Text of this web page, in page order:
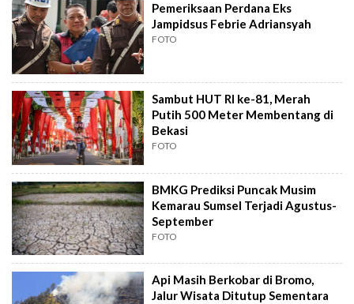
Pemeriksaan Perdana Eks
Jampidsus Febrie Adriansyah
FOTO
Sambut HUT RI ke-81, Merah
Putih 500 Meter Membentang di
Bekasi
FOTO
BMKG Prediksi Puncak Musim
Kemarau Sumsel Terjadi Agustus-
September
FOTO
Api Masih Berkobar di Bromo,
Jalur Wisata Ditutup Sementara